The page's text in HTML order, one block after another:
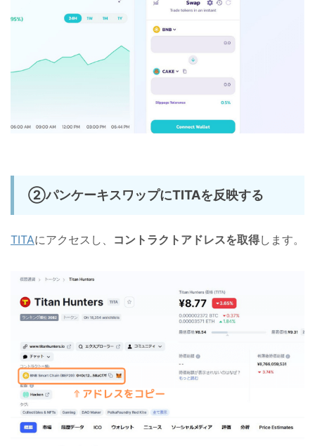
②パンケーキスワップにTITAを反映する
TITAにアクセスし、 コントラクトアドレスを取得します。